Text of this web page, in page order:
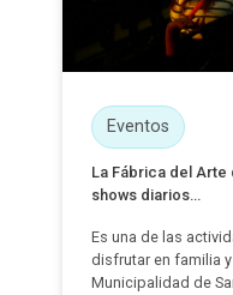
Eventos
La Fábrica del
shows diarios...
Es una de las
disfrutar en familia
Municipalidad de